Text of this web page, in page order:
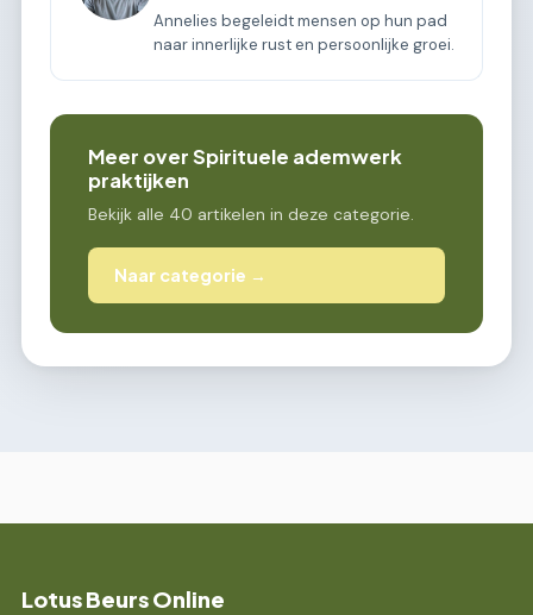
Annelies begeleidt mensen op hun pad
naar innerlijke rust en persoonlijke groei.
Meer over Spirituele ademwerk
praktijken
Bekijk alle 40 artikelen in deze categorie.
Naar categorie →
Lotus Beurs Online